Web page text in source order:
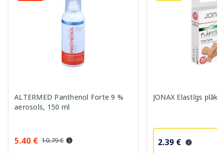
ALTERMED Panthenol Forte 9 %
aerosols, 150 ml
5.40 € 10.79 €
JONAX Elastīgs
2.39 €